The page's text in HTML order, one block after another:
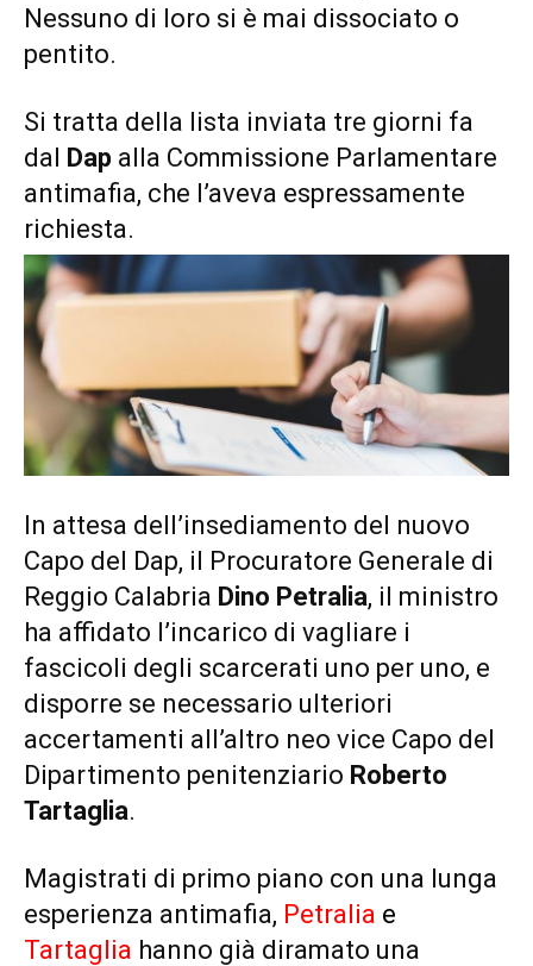
Nessuno di loro si è mai dissociato o
pentito.
Si tratta della lista inviata tre giorni fa
dal Dap alla Commissione Parlamentare
antimafia, che l’aveva espressamente
richiesta.
In attesa dell’insediamento del nuovo
Capo del Dap, il Procuratore Generale di
Reggio Calabria Dino Petralia, il ministro
ha affidato l’incarico di vagliare i
fascicoli degli scarcerati uno per uno, e
disporre se necessario ulteriori
accertamenti all’altro neo vice Capo del
Dipartimento penitenziario Roberto
Tartaglia.
Magistrati di primo piano con una lunga
esperienza antimafia, Petralia e
Tartaglia hanno già diramato una